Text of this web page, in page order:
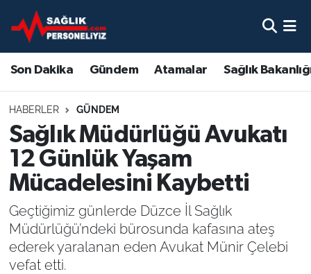
Son Dakika Gündem Atamalar Sağlık
HABERLER GÜNDEM
Sağlık Müdürlüğü Avukatı
12 Günlük Yaşam
Mücadelesini Kaybetti
Geçtiğimiz günlerde Düzce İl Sağlık
Müdürlüğü’ndeki bürosunda kafasına ateş
ederek yaralanan eden Avukat Münir Çelebi
vefat etti.
Son Dakika
Gündem
Atamalar
Sağlık Bakanlığı
Mevzuat
Sendika
Sağlık Personeli Alımı
Nöbetçi Eczaneler
Hava Durumu
Namaz Vakitleri
Trafik Durumu
Süper Lig Puan Durumu ve Fikstür
Tüm Manşetler
Son Dakika Haberleri